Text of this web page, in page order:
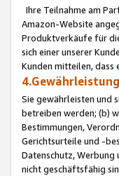
Ihre Teilnahme am
Amazon-Website
Produktverkäufe für
sich einer unserer
Kunden mitteilen,
Sie gewährleisten und
betreiben werden; (b)
Bestimmungen,
Gerichtsurteile und -
Datenschutz, Werbung
nicht geschäftsfähig